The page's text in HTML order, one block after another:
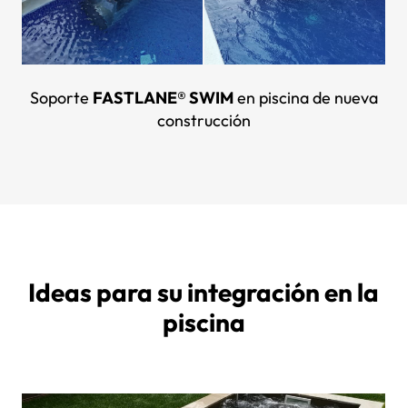
Soporte FASTLANE® SWIMen piscina de nueva
construcción
Ideas para su integración en la
piscina